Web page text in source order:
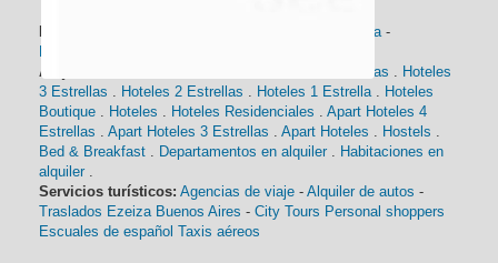
Historia-
Alojamiento:
Hoteles 4 Estrellas . Hoteles
3 Estrellas . Hoteles 2 Estrellas . Hoteles 1 Estrella. Hoteles
Boutique . Hoteles . Hoteles Residenciales . Apart Hoteles 4
Estrellas . Apart Hoteles 3 Estrellas . Apart Hoteles . Hostels .
Bed & Breakfast . Departamentos en alquiler . Habitaciones en
alquiler .
Servicios turísticos: Agencias de viaje - Alquiler de autos -
Traslados Ezeiza Buenos Aires - City Tours Personal shoppers
Escuales de español Taxis aéreos